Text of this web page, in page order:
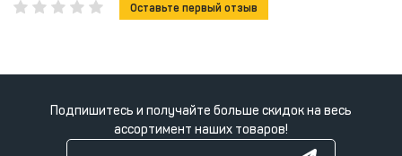
Оставьте первый отзыв
Подпишитесь и получайте больше скидок на весь
ассортимент наших товаров!